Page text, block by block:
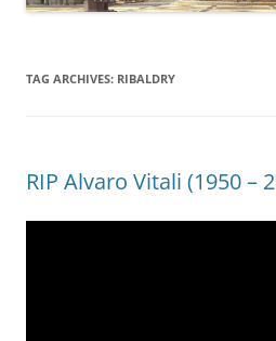
TAG ARCHIVES: RIBALDRY
RIP Alvaro Vitali (1950 –